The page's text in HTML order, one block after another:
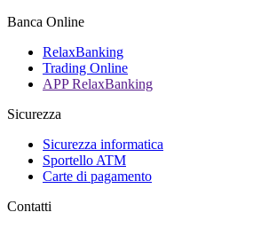
Banca Online
RelaxBanking
Trading Online
APP RelaxBanking
Sicurezza
Sicurezza informatica
Sportello ATM
Carte di pagamento
Contatti